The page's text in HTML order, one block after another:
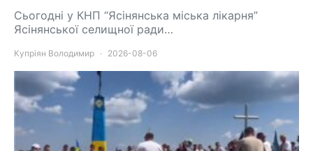
Сьогодні у КНП “Ясінянська міська лікарня”
Ясінянської селищної ради…
Купріян Володимир 2026-08-06